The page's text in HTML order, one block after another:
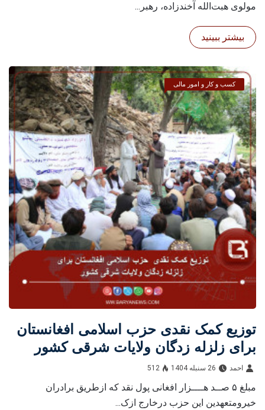
مولوی هبت‌الله آخندزاده، رهبر...
بیشتر ببینید
کسب و کار و امور مالی
توزیع کمک نقدی حزب اسلامی افغانستان
برای زلزله زدگان ولایات شرقی کشور
احمد 26 سنبله 1404 512
مبلغ ۵ صــد هــــزار افغانی پول نقد که ازطریق برادران
خیرومتعهدین این حزب درخارج ازک...